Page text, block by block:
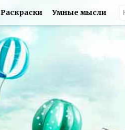
Раскраски Умные мысли